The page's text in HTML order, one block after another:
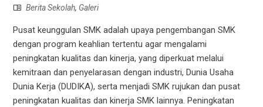
Berita Sekolah, Galeri
Pusat keunggulan SMK adalah upaya pengembangan SMK
dengan program keahlian tertentu agar mengalami
peningkatan kualitas dan kinerja, yang diperkuat melalui
kemitraan dan penyelarasan dengan industri, Dunia Usaha
Dunia Kerja (DUDIKA), serta menjadi SMK rujukan dan pusat
peningkatan kualitas dan kinerja SMK lainnya. Peningkatan